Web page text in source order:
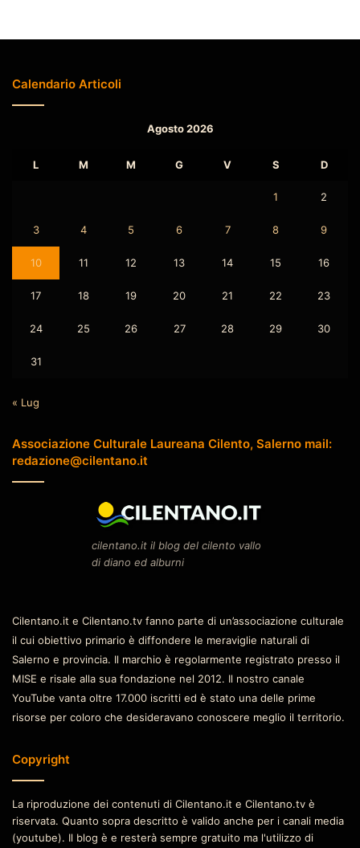
Calendario Articoli
Agosto 2026
L M M G V S D
1 2
3 4 5 6 7 8 9
10 11 12 13 14 15 16
17 18 19 20 21 22 23
24 25 26 27 28 29 30
31
« Lug
Associazione Culturale Laureana Cilento, Salerno mail:
redazione@cilentano.it
cilentano.it il blog del cilento vallo
di diano ed alburni
Cilentano.it e Cilentano.tv fanno parte di un’associazione culturale
il cui obiettivo primario è diffondere le meraviglie naturali di
Salerno e provincia. Il marchio è regolarmente registrato presso il
MISE e risale alla sua fondazione nel 2012. Il nostro canale
YouTube vanta oltre 17.000 iscritti ed è stato una delle prime
risorse per coloro che desideravano conoscere meglio il territorio.
Copyright
La riproduzione dei contenuti di Cilentano.it e Cilentano.tv è
riservata. Quanto sopra descritto è valido anche per i canali media
(youtube). Il blog è e resterà sempre gratuito ma l'utilizzo di